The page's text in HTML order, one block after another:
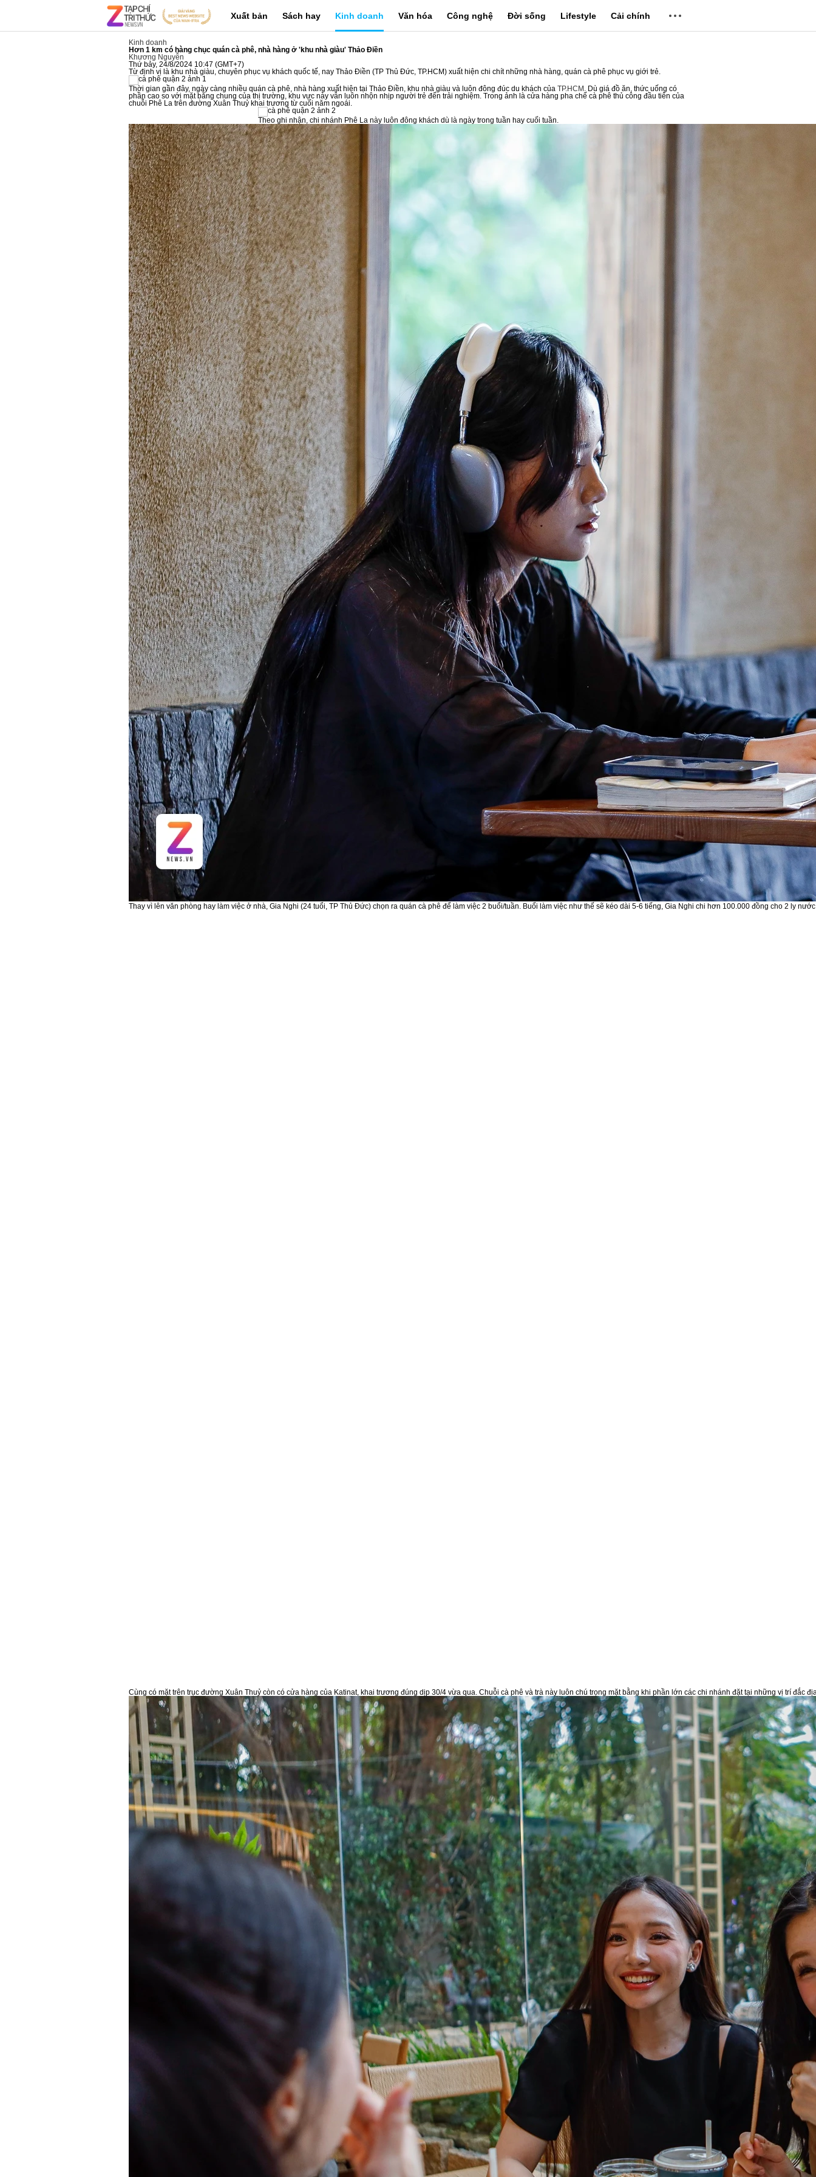
chuyển sang phiên bản mobile rút gọn của Tri thức trực tuyến
Xuất bản Sách hay Kinh doanh Văn hóa Công nghệ Đời sống Lifestyle Cải chính
Kinh doanh
Hơn 1 km có hàng chục quán cà phê, nhà hàng ở 'khu nhà giàu' Thảo Điền
Khương Nguyễn
Thứ bảy, 24/8/2024 10:47 (GMT+7)
Từ định vị là khu nhà giàu, chuyên phục vụ khách quốc tế, nay Thảo Điền (TP Thủ Đức, TP.HCM) xuất hiện chi chít những nhà hàng, quán cà phê phục vụ giới trẻ.
Thời gian gần đây, ngày càng nhiều quán cà phê, nhà hàng xuất hiện tại Thảo Điền, khu nhà giàu và luôn đông đúc du khách của TP.HCM . Dù giá đồ ăn, thức uống có
phần cao so với mặt bằng chung của thị trường, khu vực này vẫn luôn nhộn nhịp người trẻ đến trải nghiệm. Trong ảnh là cửa hàng pha chế cà phê thủ công đầu tiên của
chuỗi Phê La trên đường Xuân Thuỷ khai trương từ cuối năm ngoái.
Theo ghi nhận, chi nhánh Phê La này luôn đông khách dù là ngày trong tuần hay cuối tuần.
Thay vì lên văn phòng hay làm việc ở nhà, Gia Nghi (24 tuổi, TP Thủ Đức) chọn ra quán cà phê để làm việc 2 buổi/tuần. Buổi làm việc như thế sẽ kéo dài 5-6 tiếng, Gia Nghi chi hơn 100.000 đồng cho 2 ly
Cùng có mặt trên trục đường Xuân Thuỷ còn có cửa hàng của Katinat, khai trương đúng dịp 30/4 vừa qua. Chuỗi cà phê và trà này luôn chú trọng mặt bằng khi phần lớn các chi nhánh đặt tại những vị trí